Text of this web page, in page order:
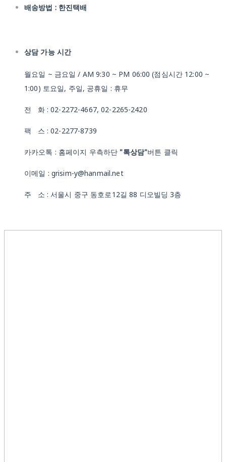
배송방법 : 한진택배
상담 가능 시간
월요일 ~ 금요일 / AM 9:30 ~ PM 06:00 (점심시간 12:00 ~
1:00) 토요일, 주일, 공휴일 : 휴무
전 화 : 02-2272-4667, 02-2265-2420
팩 스 : 02-2277-8739
카카오톡 : 홈페이지 우측하단 "톡상담"버튼 클릭
이메일 : grisim-y@hanmail.net
주 소 : 서울시 중구 동호로12길 88 디오빌딩 3층